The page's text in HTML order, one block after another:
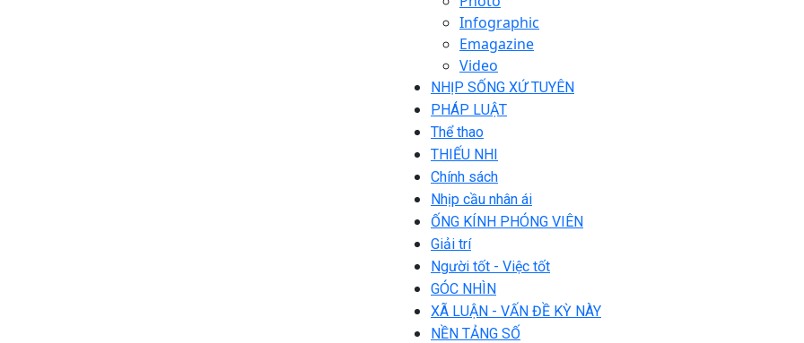
Infographic
Emagazine
Video
NHỊP SỐNG XỨ TUYÊN
PHÁP LUẬT
Thể thao
THIẾU NHI
Chính sách
Nhịp cầu nhân ái
ỐNG KÍNH PHÓNG VIÊN
Giải trí
Người tốt - Việc tốt
GÓC NHÌN
XÃ LUẬN - VẤN ĐỀ KỲ NÀY
NỀN TẢNG SỐ